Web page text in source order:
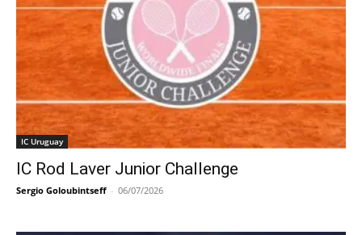
IC Uruguay
IC Rod Laver Junior Challenge
Sergio Goloubintseff - 06/07/2026